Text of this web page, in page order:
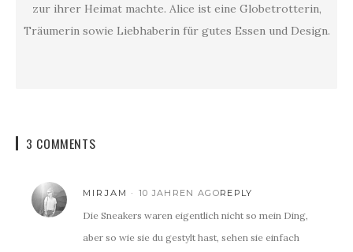
zur ihrer Heimat machte. Alice ist eine Globetrotterin,
Träumerin sowie Liebhaberin für gutes Essen und Design.
3 COMMENTS
MIRJAM 10 JAHREN AGOREPLY
Die Sneakers waren eigentlich nicht so mein Ding,
aber so wie sie du gestylt hast, sehen sie einfach